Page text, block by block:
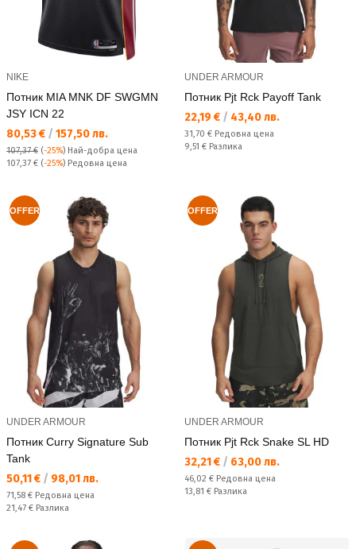
NIKE
Потник MIA MNK DF SWGMN
JSY ICN 22
Текуща цена:
80,53 € / 157,50 лв.
107,37 € (-25%) Най-добра цена
Редовна цена:
107,37 € (-25%) Редовна цена
UNDER ARMOUR
Потник Pjt Rck Payoff Tank
Текуща цена:
22,19 € / 43,40 лв.
Редовна цена:
31,70 € Редовна цена
Спестявате:
9,51 € Разлика
OFFER
UNDER ARMOUR
Потник Curry Signature Sub
Tank
Текуща цена:
50,11 € / 98,01 лв.
Редовна цена:
71,58 € Редовна цена
Спестявате:
21,47 € Разлика
OFFER
UNDER ARMOUR
Потник Pjt Rck Snake SL HD
Текуща цена:
32,21 € / 63,00 лв.
Редовна цена:
46,02 € Редовна цена
Спестявате:
13,81 € Разлика